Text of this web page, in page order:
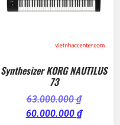
Synthesizer KORG NAUTILUS
73
63.000.000₫
60.000.000 ₫